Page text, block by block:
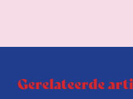
Gerelateerde